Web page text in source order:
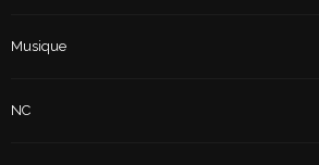
Musique
NC